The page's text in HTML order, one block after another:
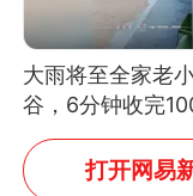
大雨将至全家老
谷，6分钟收完
没有一个人掉链
打开网易